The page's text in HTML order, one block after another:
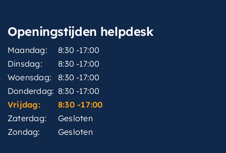
Openingstijden helpdesk
Maandag:
8:30 -17:00
Dinsdag:
8:30 -17:00
Woensdag:
8:30 -17:00
Donderdag: 8:30 -17:00
Vrijdag:
8:30 -17:00
Zaterdag:
Gesloten
Zondag:
Gesloten